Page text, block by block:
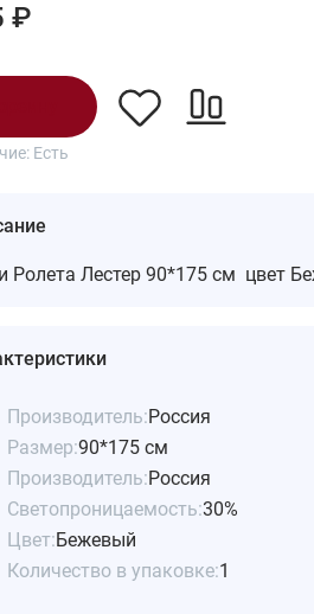
₽
Есть
Ролета Лестер 90*175 см цвет
Производитель:Россия
Размер:90*175 см
Производитель:Россия
Светопроницаемость:30%
Цвет:Бежевый
Количество в упаковке:1